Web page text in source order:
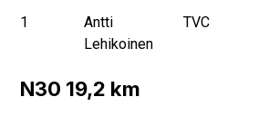
1
Antti
Lehikoinen
TVC
N30 19,2 km